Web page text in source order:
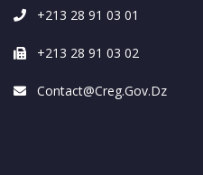
+213 28 91 03 01
+213 28 91 03 02
Contact@creg.gov.dz